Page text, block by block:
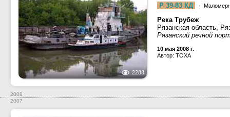
2288
Р 39-83 КД ·
Река Трубеж
Рязанская область,
Рязанский речной
10 мая 2008 г.
Автор: TOXA
2008
2007